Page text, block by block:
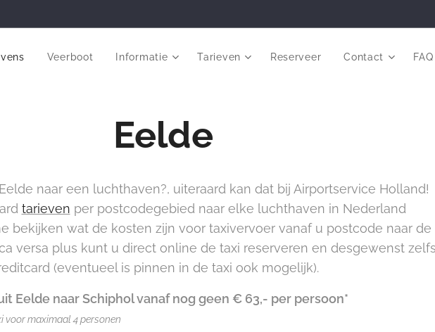
Veerboot Informatie Tarieven Reserveer Contact FAQ
Eelde
naar een luchthaven?, uiteraard kan dat bij Airportservice Holland!
tarieven per postcodegebied naar elke luchthaven in Nederland
bekijken wat de kosten zijn voor taxivervoer vanaf u postcode naar de
versa plus kunt u direct online de taxi reserveren en desgewenst zelfs
(eventueel is pinnen in de taxi ook mogelijk).
Eelde naar Schiphol vanaf nog geen € 63,- per persoon*
voor maximaal 4 personen